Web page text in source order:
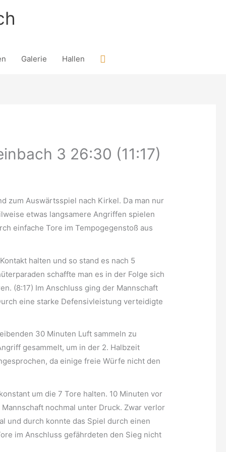
Galerie Hallen Suchen
3 26:30 (11:17)
zum Auswärtsspiel nach Kirkel. Da man nur
etwas langsamere Angriffen spielen
einfache Tore im Tempogegenstoß aus
halten und so stand es nach 5
schaffte man es in der Folge sich
(8:17) Im Anschluss ging der Mannschaft
eine starke Defensivleistung verteidigte
30 Minuten Luft sammeln zu
gesammelt, um in der 2. Halbzeit
da einige freie Würfe nicht den
um die 7 Tore halten. 10 Minuten vor
nochmal unter Druck. Zwar verlor
und durch konnte das Spiel durch einen
im Anschluss gefährdeten den Sieg nicht